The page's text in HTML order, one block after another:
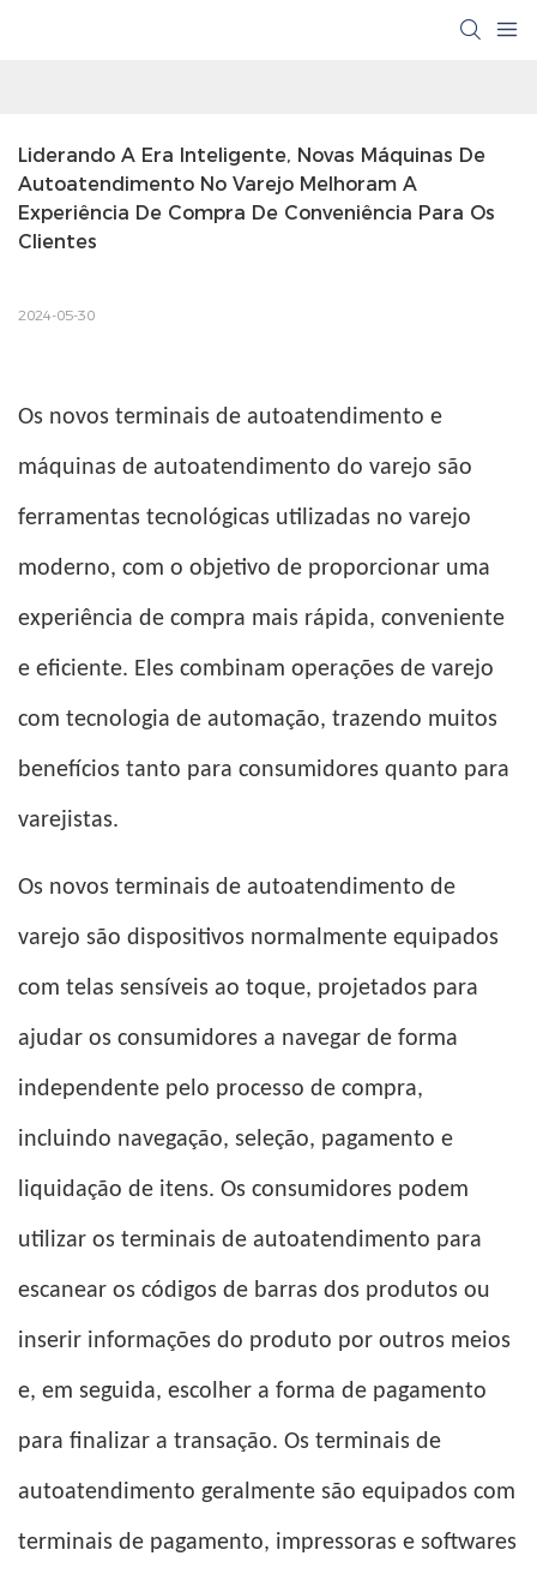
Liderando A Era Inteligente, Novas Máquinas De
Autoatendimento No Varejo Melhoram A
Experiência De Compra De Conveniência Para Os
Clientes
2024-05-30
Os novos terminais de autoatendimento e
máquinas de autoatendimento do varejo são
ferramentas tecnológicas utilizadas no varejo
moderno, com o objetivo de proporcionar uma
experiência de compra mais rápida, conveniente
e eficiente. Eles combinam operações de varejo
com tecnologia de automação, trazendo muitos
benefícios tanto para consumidores quanto para
varejistas.
Os novos terminais de autoatendimento de
varejo são dispositivos normalmente equipados
com telas sensíveis ao toque, projetados para
ajudar os consumidores a navegar de forma
independente pelo processo de compra,
incluindo navegação, seleção, pagamento e
liquidação de itens. Os consumidores podem
utilizar os terminais de autoatendimento para
escanear os códigos de barras dos produtos ou
inserir informações do produto por outros meios
e, em seguida, escolher a forma de pagamento
para finalizar a transação. Os terminais de
autoatendimento geralmente são equipados com
terminais de pagamento, impressoras e softwares